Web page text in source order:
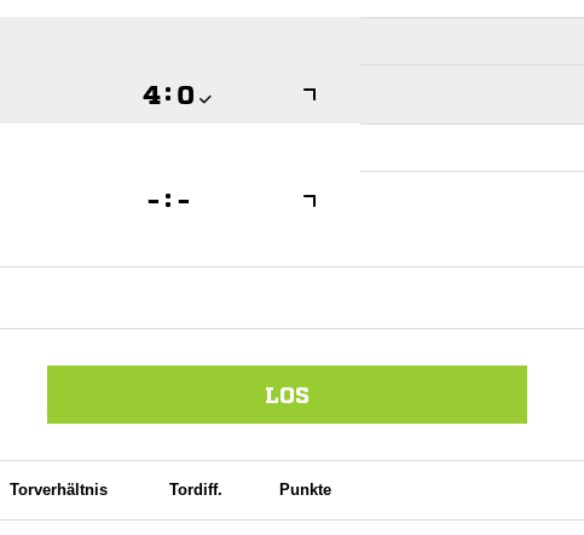
 : 
 : 
LOS
Torverhältnis Tordiff. Punkte